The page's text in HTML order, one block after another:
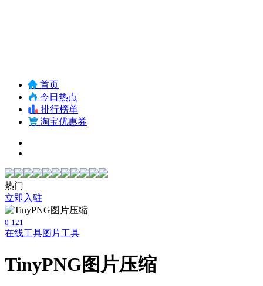
首页
今日热点
排行榜单
淘宝优惠券
热门
立即入驻
0 121
在线工具图片工具
TinyPNG图片压缩